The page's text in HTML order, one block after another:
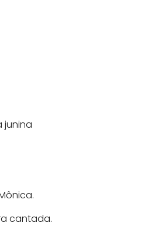
junina
cantada.